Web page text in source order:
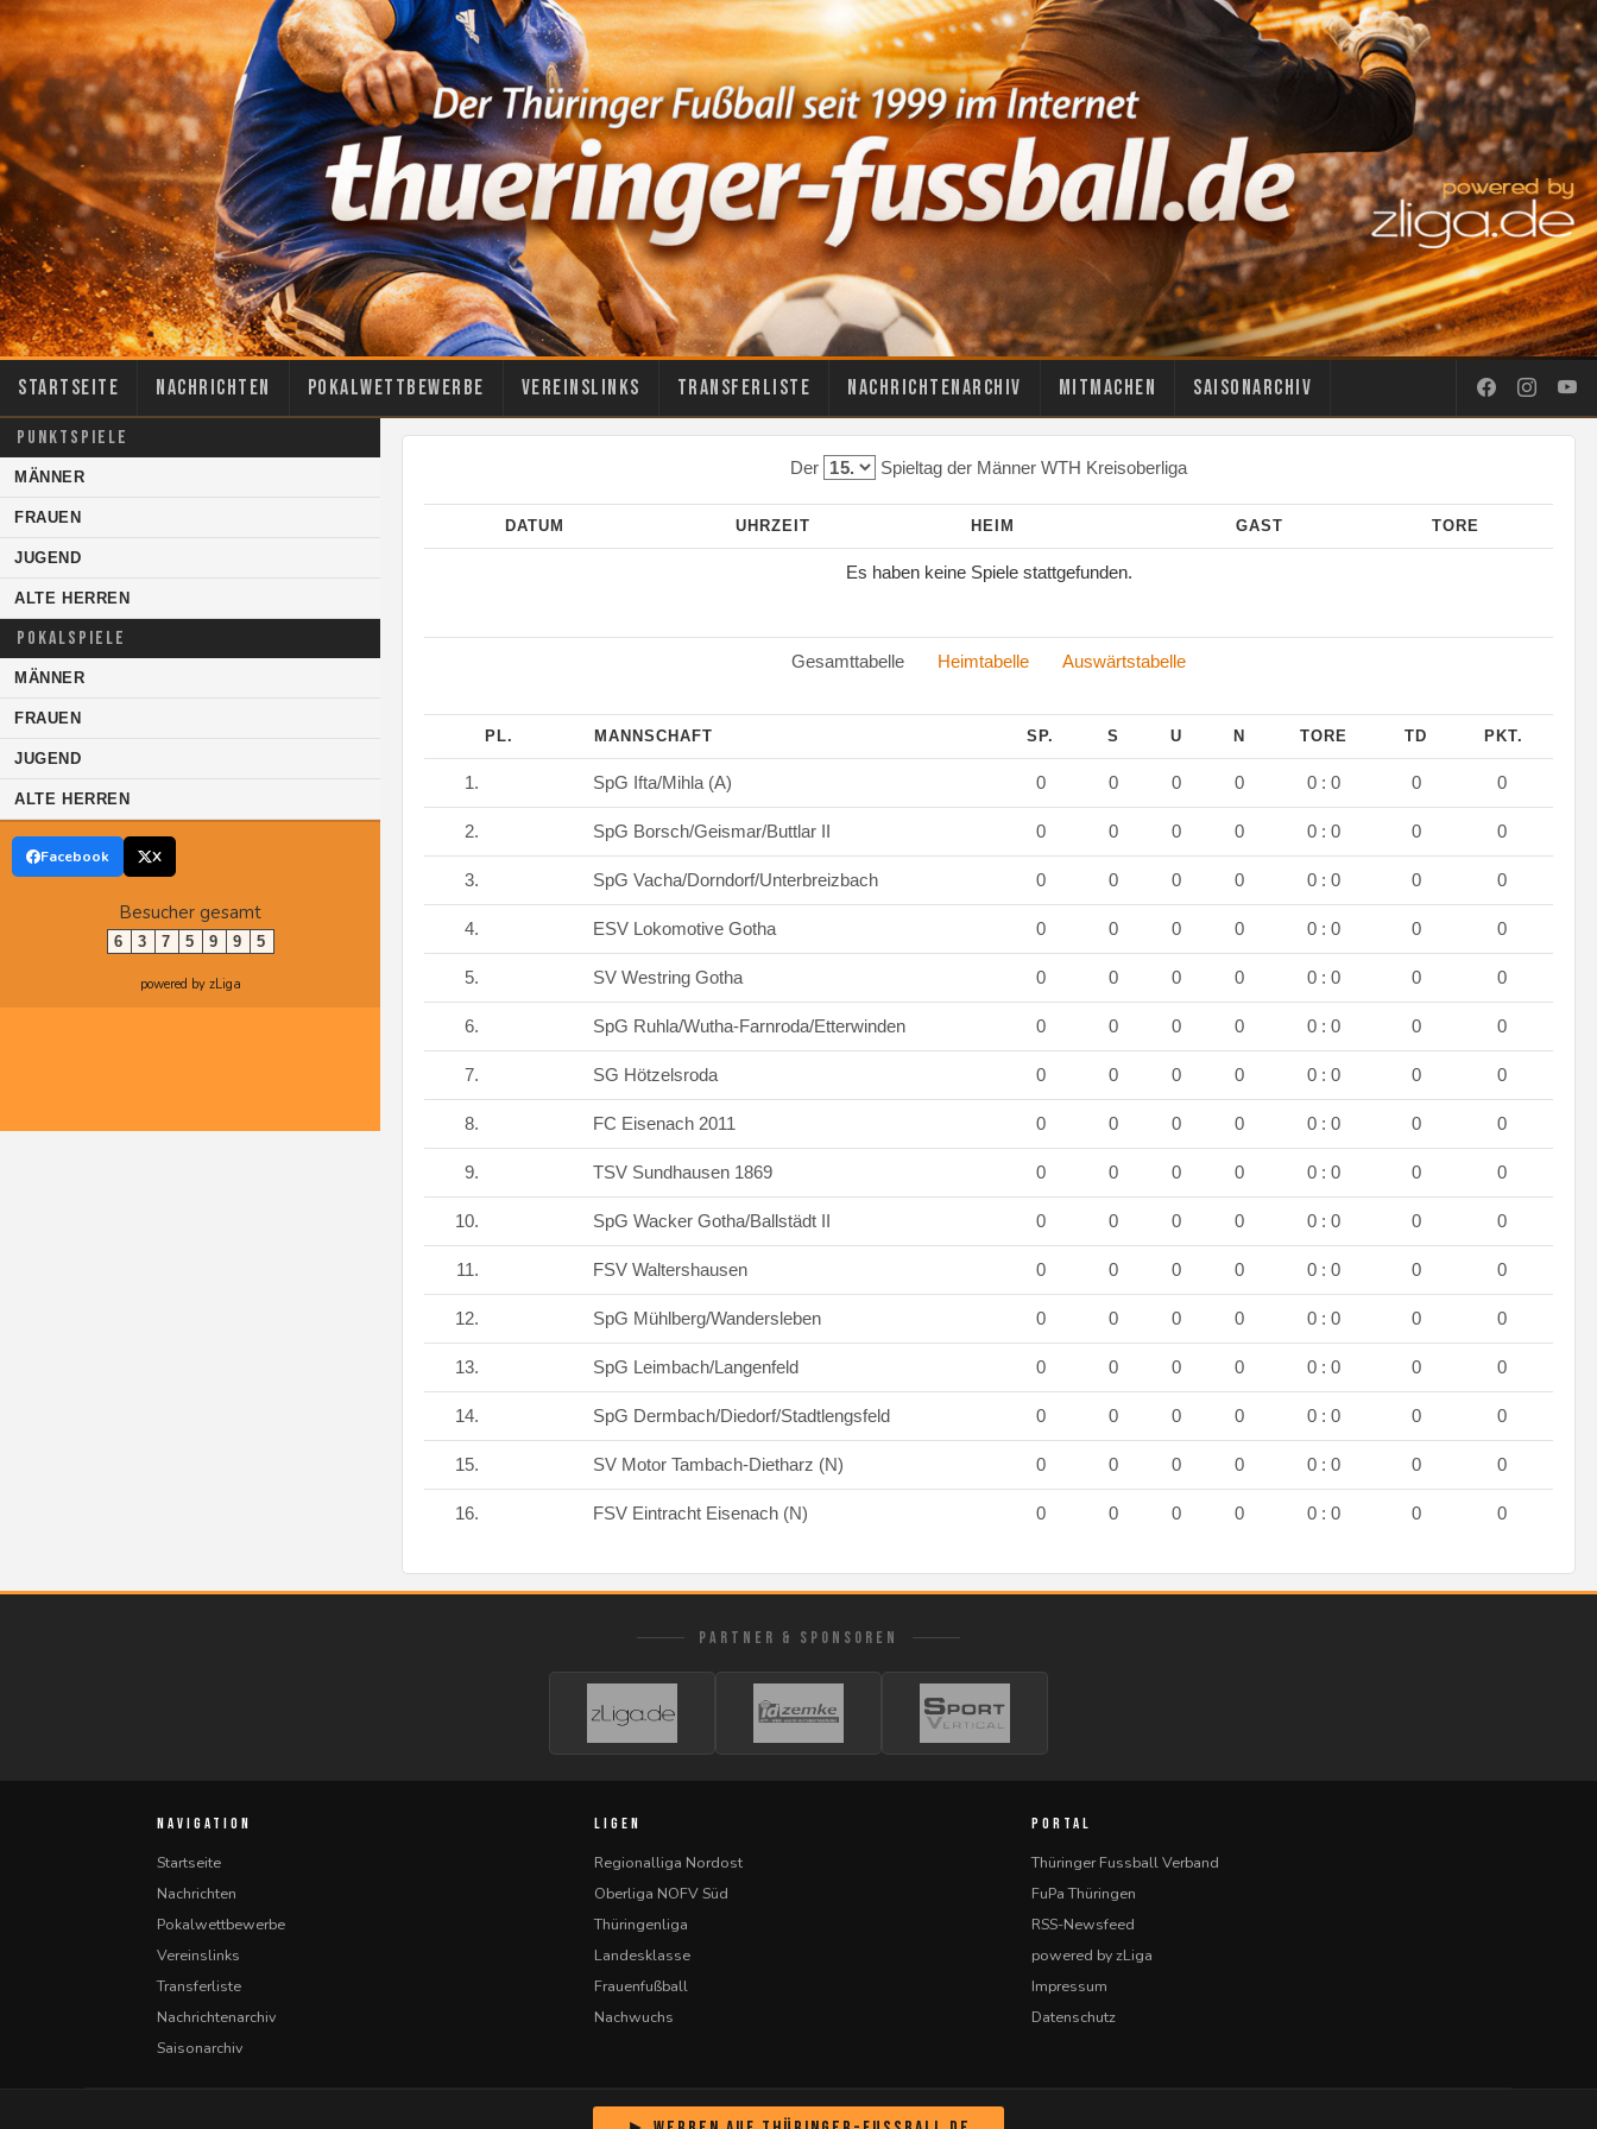
Startseite Nachrichten Pokalwettbewerbe Vereinslinks Transferliste Nachrichtenarchiv Mitmachen Saisonarchiv
PUNKTSPIELE
MÄNNER
FRAUEN
JUGEND
ALTE HERREN
POKALSPIELE
MÄNNER
FRAUEN
JUGEND
ALTE HERREN
Facebook X
Besucher gesamt
6 3 7 5 9 9 5
powered by zLiga
Der Spieltag der Männer WTH Kreisoberliga
DATUM UHRZEIT HEIM GAST TORE
Es haben keine Spiele stattgefunden.
Gesamttabelle Heimtabelle Auswärtstabelle
PL. MANNSCHAFT SP. S U N TORE TD PKT.
1. SpG Ifta/Mihla (A) 0 0 0 0 0 : 0 0 0
2. SpG Borsch/Geismar/Buttlar II 0 0 0 0 0 : 0 0 0
3. SpG Vacha/Dorndorf/Unterbreizbach 0 0 0 0 0 : 0 0 0
4. ESV Lokomotive Gotha 0 0 0 0 0 : 0 0 0
5. SV Westring Gotha 0 0 0 0 0 : 0 0 0
6. SpG Ruhla/Wutha-Farnroda/Etterwinden 0 0 0 0 0 : 0 0 0
7. SG Hötzelsroda 0 0 0 0 0 : 0 0 0
8. FC Eisenach 2011 0 0 0 0 0 : 0 0 0
9. TSV Sundhausen 1869 0 0 0 0 0 : 0 0 0
10. SpG Wacker Gotha/Ballstädt II 0 0 0 0 0 : 0 0 0
11. FSV Waltershausen 0 0 0 0 0 : 0 0 0
12. SpG Mühlberg/Wandersleben 0 0 0 0 0 : 0 0 0
13. SpG Leimbach/Langenfeld 0 0 0 0 0 : 0 0 0
14. SpG Dermbach/Diedorf/Stadtlengsfeld 0 0 0 0 0 : 0 0 0
15. SV Motor Tambach-Dietharz (N) 0 0 0 0 0 : 0 0 0
16. FSV Eintracht Eisenach (N) 0 0 0 0 0 : 0 0 0
PARTNER & SPONSOREN
NAVIGATION
Startseite
Nachrichten
Pokalwettbewerbe
Vereinslinks
Transferliste
Nachrichtenarchiv
Saisonarchiv
LIGEN
Regionalliga Nordost
Oberliga NOFV Süd
Thüringenliga
Landesklasse
Frauenfußball
Nachwuchs
PORTAL
Thüringer Fussball Verband
FuPa Thüringen
RSS-Newsfeed
powered by zLiga
Impressum
Datenschutz